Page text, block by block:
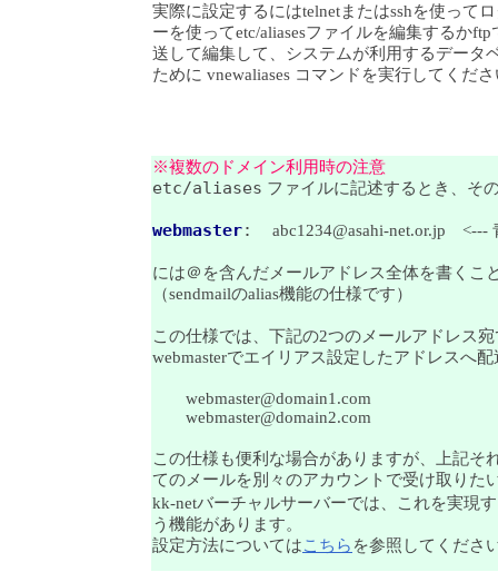
実際に設定するにはtelnetまたはsshを使って
ーを使ってetc/aliasesファイルを編集するかftp
送して編集して、システムが利用するデータ
ために vnewaliases コマンドを実行してくだ
※複数のドメイン利用時の注意
etc/aliases ファイルに記述するとき、そ
webmaster: abc1234@asahi-net.or.jp <---
には＠を含んだメールアドレス全体を書くこ
（sendmailのalias機能の仕様です）
この仕様では、下記の2つのメールアドレス
webmasterでエイリアス設定したアドレスへ
webmaster@domain1.com
webmaster@domain2.com
この仕様も便利な場合がありますが、上記そ
てのメールを別々のアカウントで受け取りた
kk-netバーチャルサーバーでは、これを実現
う機能があります。
設定方法についてはこちら を参照してくださ